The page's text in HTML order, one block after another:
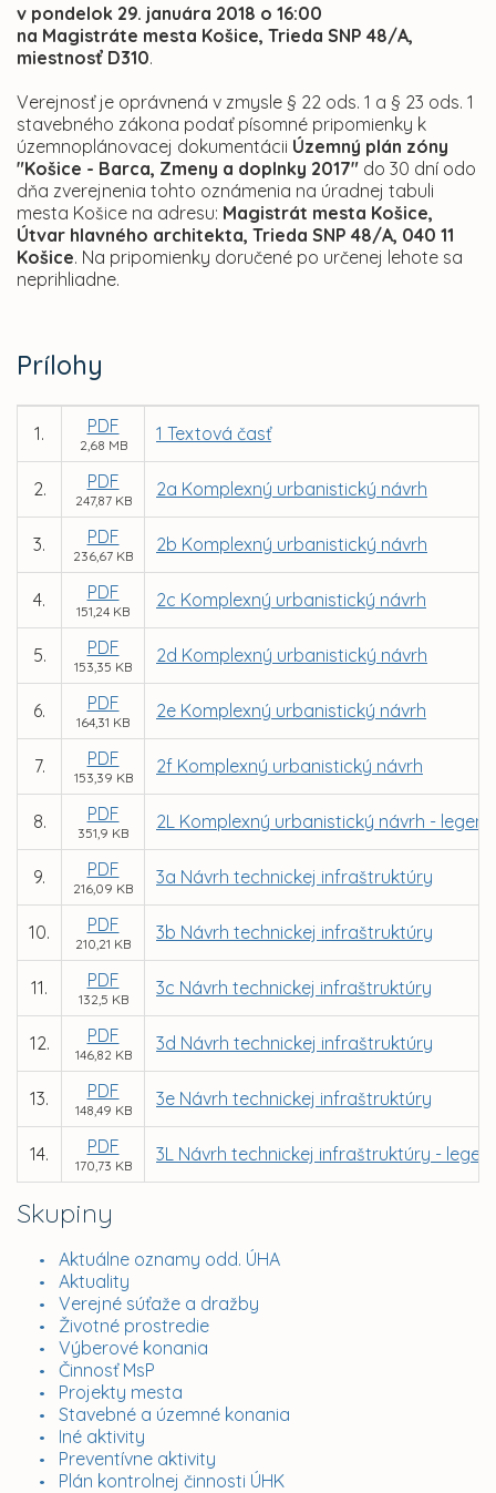
Skupiny
Aktuálne oznamy odd. ÚHA
Aktuality
Verejné súťaže a dražby
Životné prostredie
Výberové konania
Činnosť MsP
Projekty mesta
Stavebné a územné konania
Iné aktivity
Preventívne aktivity
Plán kontrolnej činnosti ÚHK
v pondelok 29. januára 2018 o 16:00
na Magistráte mesta Košice, Trieda SNP 48/A,
miestnosť D310.
Verejnosť je oprávnená v zmysle § 22 ods. 1 a § 23 ods. 1
stavebného zákona podať písomné pripomienky k
územnoplánovacej dokumentácii Územný plán zóny
"Košice - Barca, Zmeny a doplnky 2017" do 30 dní odo
dňa zverejnenia tohto oznámenia na úradnej tabuli
mesta Košice na adresu: Magistrát mesta Košice,
Útvar hlavného architekta, Trieda SNP 48/A, 040 11
Košice. Na pripomienky doručené po určenej lehote sa
neprihliadne.
Prílohy
1. PDF
2,68 MB
1 Textová časť
2. PDF
247,87 KB
2a Komplexný urbanistický návrh
3. PDF
236,67 KB
2b Komplexný urbanistický návrh
4. PDF
151,24 KB
2c Komplexný urbanistický návrh
5. PDF
153,35 KB
2d Komplexný urbanistický návrh
6. PDF
164,31 KB
2e Komplexný urbanistický návrh
7. PDF
153,39 KB
2f Komplexný urbanistický návrh
8. PDF
351,9 KB
2L Komplexný urbanistický návrh -
9. PDF
216,09 KB
3a Návrh technickej infraštruktúry
10. PDF
210,21 KB
3b Návrh technickej infraštruktúry
11. PDF
132,5 KB
3c Návrh technickej infraštruktúry
12. PDF
146,82 KB
3d Návrh technickej infraštruktúry
13. PDF
148,49 KB
3e Návrh technickej infraštruktúry
14. PDF
170,73 KB
3L Návrh technickej infraštruktúry -